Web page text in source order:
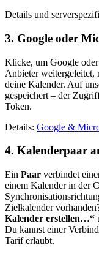
Details und
3. Google oder
Klicke, um Google
Anbieter weitergeleitet,
deine Kalender. Auf
gespeichert – der
Token.
Details: Google &
4. Kalenderpaar
Ein Paar verbindet
einem Kalender in der
Zielkalender
Kalender erstellen…“
Du kannst einer
Tarif erlaubt.